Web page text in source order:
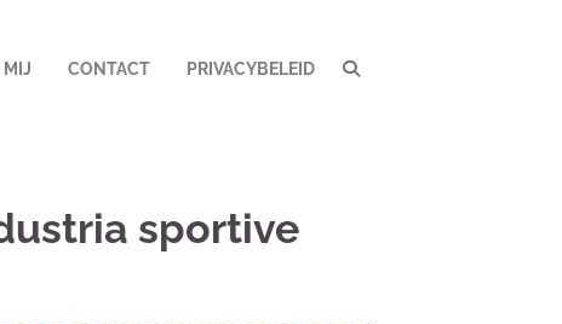
MIJ CONTACT PRIVACYBELEID
sportive